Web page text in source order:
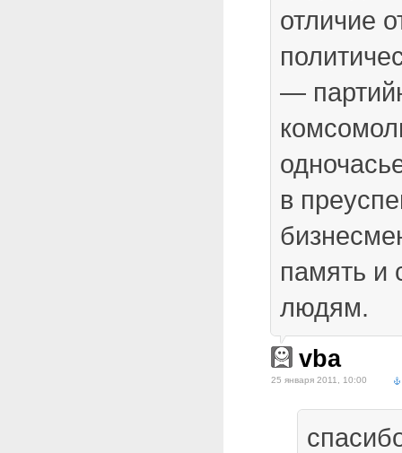
отличие
—
в
память и
людям.
vba
25 января 2011, 10:00